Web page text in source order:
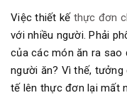
Việc thiết kế thực đơn
với nhiều người. Phải
của các món ăn ra
người ăn? Vì thế,
tế lên thực đơn lại mất